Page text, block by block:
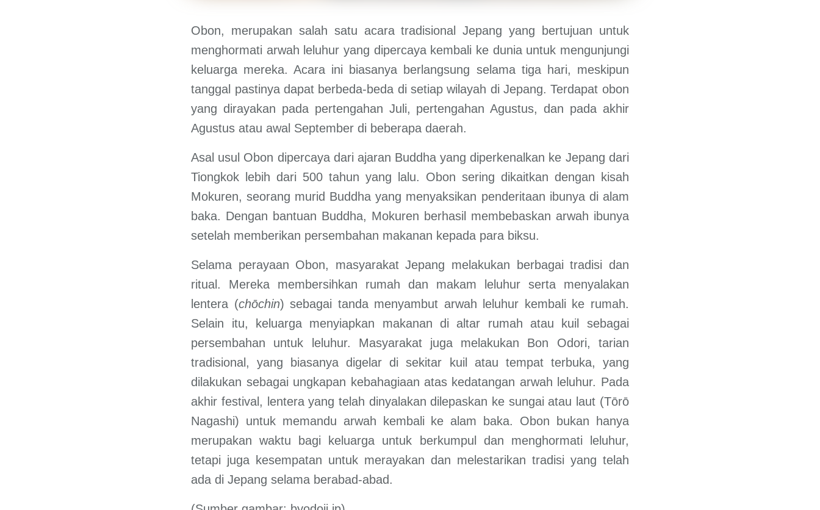
Obon, merupakan salah satu acara tradisional Jepang yang bertujuan untuk
menghormati arwah leluhur yang dipercaya kembali ke dunia untuk mengunjungi
keluarga mereka. Acara ini biasanya berlangsung selama tiga hari, meskipun
tanggal pastinya dapat berbeda-beda di setiap wilayah di Jepang. Terdapat obon
yang dirayakan pada pertengahan Juli, pertengahan Agustus, dan pada akhir
Agustus atau awal September di beberapa daerah.
Asal usul Obon dipercaya dari ajaran Buddha yang diperkenalkan ke Jepang dari
Tiongkok lebih dari 500 tahun yang lalu. Obon sering dikaitkan dengan kisah
Mokuren, seorang murid Buddha yang menyaksikan penderitaan ibunya di alam
baka. Dengan bantuan Buddha, Mokuren berhasil membebaskan arwah ibunya
setelah memberikan persembahan makanan kepada para biksu.
Selama perayaan Obon, masyarakat Jepang melakukan berbagai tradisi dan
ritual. Mereka membersihkan rumah dan makam leluhur serta menyalakan
lentera (chōchin) sebagai tanda menyambut arwah leluhur kembali ke rumah.
Selain itu, keluarga menyiapkan makanan di altar rumah atau kuil sebagai
persembahan untuk leluhur. Masyarakat juga melakukan Bon Odori, tarian
tradisional, yang biasanya digelar di sekitar kuil atau tempat terbuka, yang
dilakukan sebagai ungkapan kebahagiaan atas kedatangan arwah leluhur. Pada
akhir festival, lentera yang telah dinyalakan dilepaskan ke sungai atau laut (Tōrō
Nagashi) untuk memandu arwah kembali ke alam baka. Obon bukan hanya
merupakan waktu bagi keluarga untuk berkumpul dan menghormati leluhur,
tetapi juga kesempatan untuk merayakan dan melestarikan tradisi yang telah
ada di Jepang selama berabad-abad.